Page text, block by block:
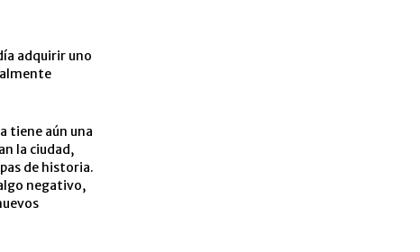
adquirir uno
tiene aún una
la ciudad,
de historia.
negativo,